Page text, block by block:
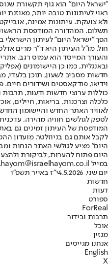
"ישראל היום" הוא גוף תקשורת
ראוי לעיתונות טובה יותר, מאוזנת
ולא צועקת. עיתונות אמינה,
הפך "ישראל היום" לעיתון
חול. מו"ל העיתון היא ד"ר מרים
והעורך המייסד הוא עמוס רגב.
חדשות מסביב לשעון, תוכן בלעדי,
וידיאו, פודקאסטים ושידורים
כוללות ערוצי חדשות ודעות, תרבות
לאוויר האתר החדש והיישומון
לספק לגולשים חוויה מהירה,
המודפסת של העיתון זמינים גם
לקבל אותם גם בניוזלטר. מועדון
היום" מציע לגולשי האתר הנחות
היום פתוח להערות, לביקורת
במייל hayom@israelhayom.co.il.
יום שני, 4.5.2026
י"ז באייר תשפ"ו
חדשות
דעות
ספורט
ForReal
תרבות ובידור
אוכל
מגזין
אנחנו מגייסים
English
X